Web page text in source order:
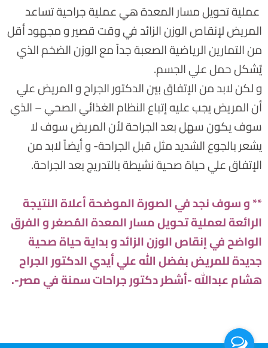
عملية تحويل مسار المعدة هي عملية جراحية تساعد
المريض لإنقاص الوزن الزائد في وقت قصير و مجهود أقل
من التمارين الرياضية الصعبة جداً مع الوزن الضخم الذي
يٌشكل حمل علي الجسم.
و لكن لابد من الإتفاق بين الدكتور الجراح و المريض علي
أن المريض يجب عليه إتباع النظام الغذائي الصحي – الذي
سوف يكون سهل بعد الجراحة لأن المريض سوف لا
يشعر بالجوع الشديد مثل قبل الجراحة- و أيضاً لابد من
الإتفاق علي حياة صحية نشيطة بالتدريج بعد الجراحة.
** و سوف نجد في الصورة الموضحة أعلاة النتيجة
الرائعة لعملية تحويل مسار المعدة المٌصغر و الفرق
الواضح في إنقاص الوزن الزائد و بداية حياة صحية
جديدة للمريض بفضل الله علي أيدي الدكتور الجراح
هشام عبدالله -أشطر دكتور جراحات سمنة في مصر-.